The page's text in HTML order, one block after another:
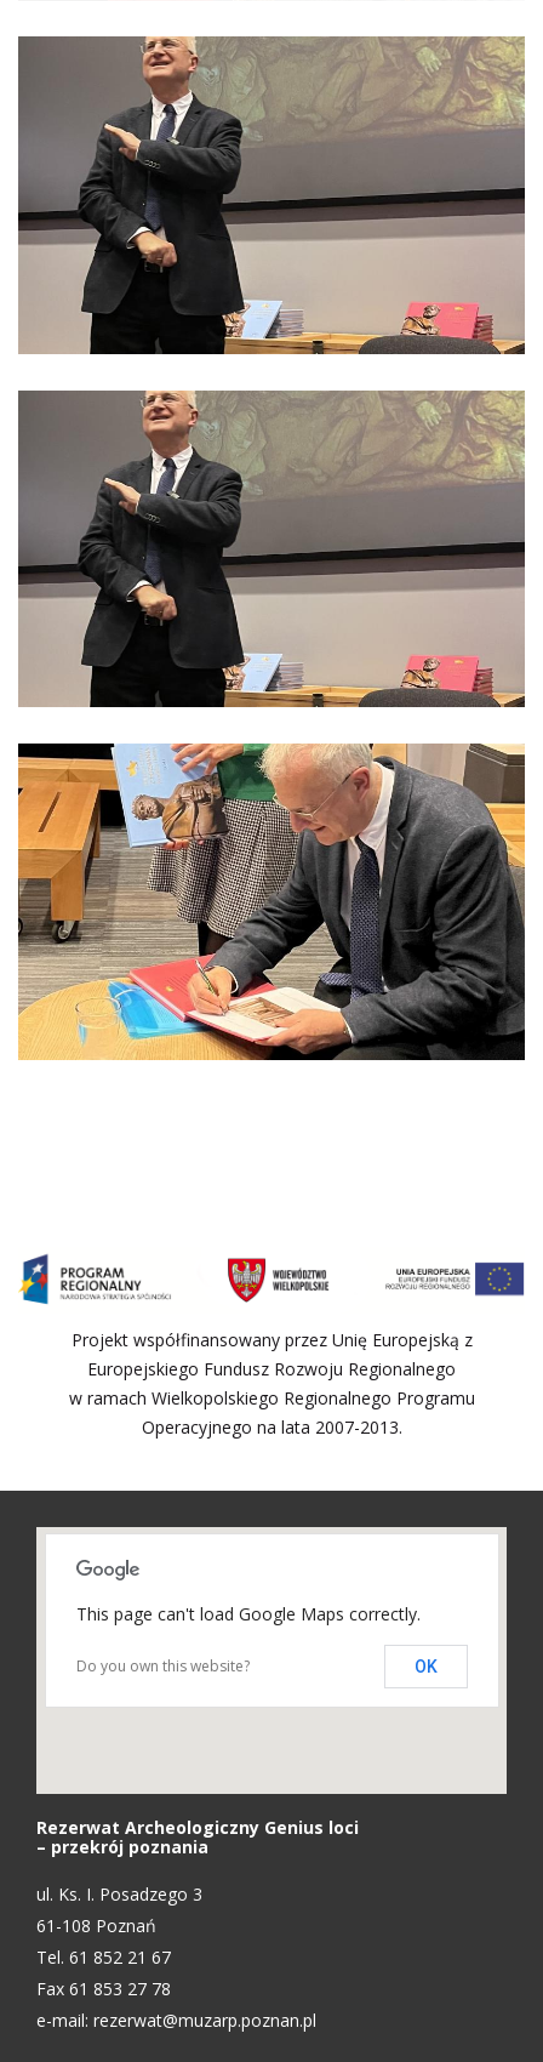
Projekt współfinansowany przez Unię Europejską z
Europejskiego Fundusz Rozwoju Regionalnego
w ramach Wielkopolskiego Regionalnego Programu
Operacyjnego na lata 2007-2013.
This page can't load Google Maps correctly.
Do you own this website? OK
Rezerwat Archeologiczny Genius loci
– przekrój poznania
ul. Ks. I. Posadzego 3
61-108 Poznań
Tel. 61 852 21 67
Fax 61 853 27 78
e-mail: rezerwat@muzarp.poznan.pl